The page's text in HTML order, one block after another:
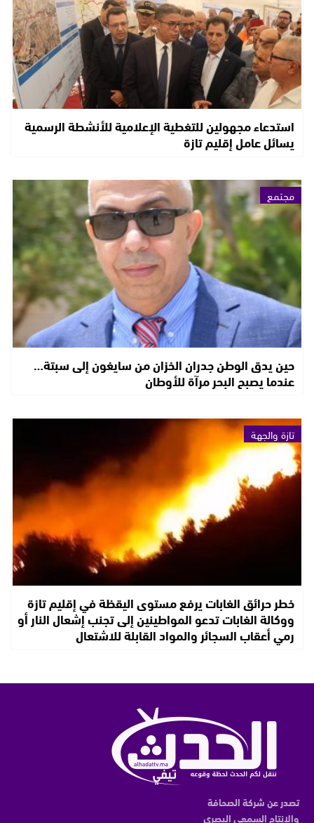
استدعاء مجهولين للتغطية الإعلامية للأنشطة الرسمية
يسائل عامل إقليم تازة
مجتمع
حين يدق الوطن جدران الخزان من سايغون إلى سبتة…
عندما يصبح البحر مرآة للأوطان
تازة والجهة
خطر حرائق الغابات يرفع مستوى اليقظة في إقليم تازة
ووكالة الغابات تدعو المواطينين إلى تجنب إشعال النار أو
رمي أعقاب السجائر والمواد القابلة للاشتعال
تصدر عن شركة الصحافة
والانتاج السمعي البصري